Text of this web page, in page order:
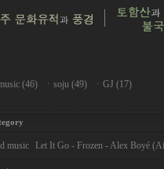
(46) ㆍ soju (49) ㆍ GJ (17)
music Let It Go - Frozen - Alex Boyé